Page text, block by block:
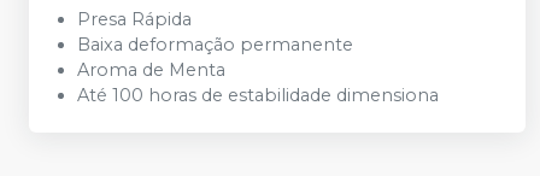
Presa Rápida
Baixa deformação permanente
Aroma de Menta
Até 100 horas de estabilidade dimensiona